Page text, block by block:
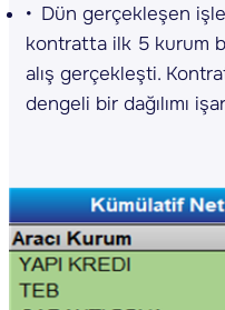
Dün gerçekleşen
kontratta ilk 5 kurum
alış gerçekleşti.
dengeli bir dağılımı